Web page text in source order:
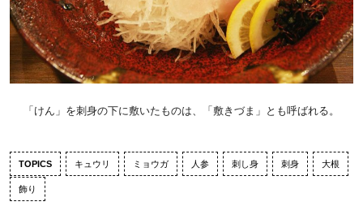
「けん」を刺身の下に敷いたものは、「敷きづま」とも呼ばれる。
TOPICS キュウリ ミョウガ 人参 刺し身 刺身 大根
飾り